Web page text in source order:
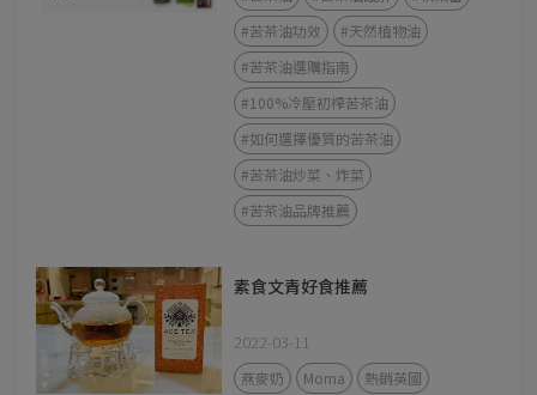
#苦茶油功效
#天然植物油
#苦茶油選購指南
#100%冷壓初榨苦茶油
#如何選擇優質的苦茶油
#苦茶油炒菜、炸菜
#苦茶油品牌推薦
素食文青好食推薦
2022-03-11
燕麥奶 Moma
熱銷英國